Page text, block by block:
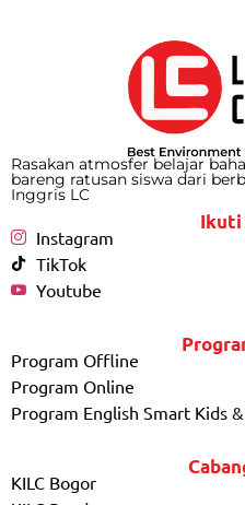
Rasakan atmosfer belajar
bareng ratusan siswa dari
Inggris LC
Ikuti
Instagram
TikTok
Youtube
Program Offline
Program Online
Program English Smart Kids
KILC Bogor